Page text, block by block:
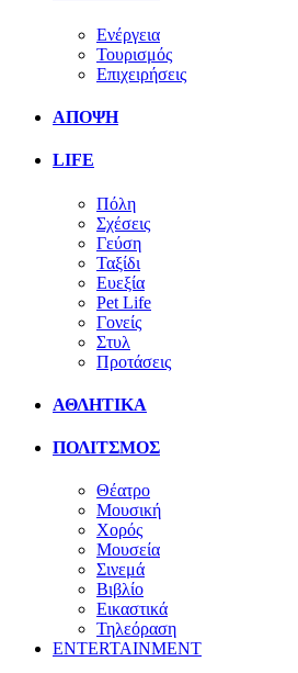
Ενέργεια
Τουρισμός
Επιχειρήσεις
ΑΠΟΨΗ
LIFE
Πόλη
Σχέσεις
Γεύση
Ταξίδι
Ευεξία
Pet Life
Γονείς
Στυλ
Προτάσεις
ΑΘΛΗΤΙΚΑ
ΠΟΛΙΤΣΜΟΣ
Θέατρο
Μουσική
Χορός
Μουσεία
Σινεμά
Βιβλίο
Εικαστικά
Τηλεόραση
ENTERTAINMENT